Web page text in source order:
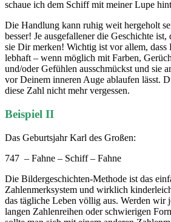
schaue ich dem Schiff mit meiner Lupe
Die Handlung kann ruhig weit hergeholt
besser! Je ausgefallener die Geschichte ist,
sie Dir merken! Wichtig ist vor allem, dass
lebhaft – wenn möglich mit Farben,
und/oder Gefühlen ausschmückst und sie
vor Deinem inneren Auge ablaufen lässt.
diese Zahl nicht mehr vergessen.
Beispiel II
Das Geburtsjahr Karl des Großen:
747 – Fahne – Schiff – Fahne
Die Bildergeschichten-Methode ist das
Zahlenmerksystem und wirklich
das tägliche Leben völlig aus. Werden wir
langen Zahlenreihen oder schwierigen